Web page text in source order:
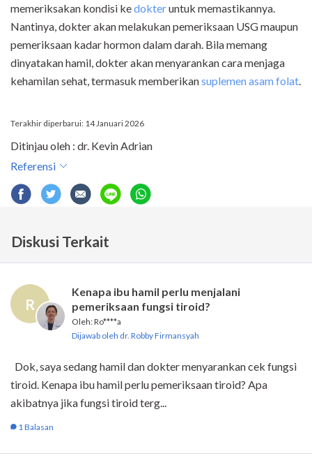
memeriksakan kondisi kedokteruntuk memastikannya.
Nantinya, dokter akan melakukan pemeriksaan USG maupun
pemeriksaan kadar hormon dalam darah. Bila memang
dinyatakan hamil, dokter akan menyarankan cara menjaga
kehamilan sehat, termasuk memberikansuplemen asam folat
Terakhir diperbarui: 14 Januari 2026